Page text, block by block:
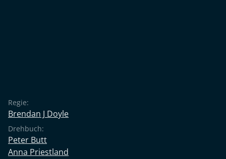
Regie:
Brendan J Doyle
Drehbuch:
Peter Butt
Anna Priestland